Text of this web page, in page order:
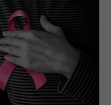
în plus,